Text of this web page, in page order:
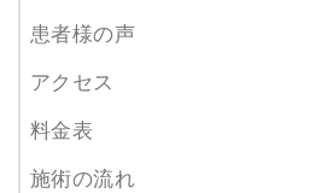
患者様の声
アクセス
料金表
施術の流れ